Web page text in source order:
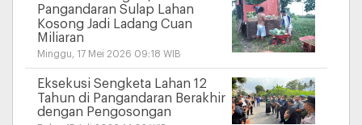
Pangandaran Sulap Lahan
Kosong Jadi Ladang Cuan
Miliaran
Minggu, 17 Mei 2026 09:18 WIB
Eksekusi Sengketa Lahan 12
Tahun di Pangandaran Berakhir
dengan Pengosongan